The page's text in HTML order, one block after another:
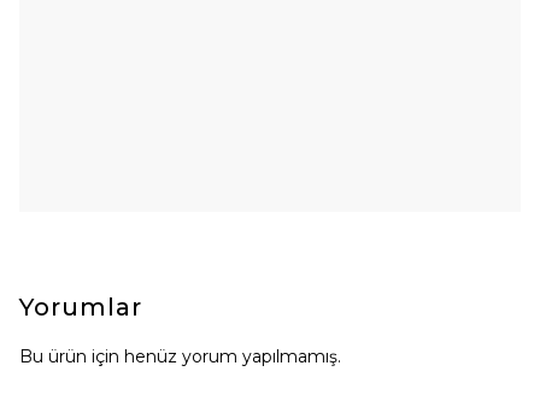
Yorumlar
Bu ürün için henüz yorum yapılmamış.